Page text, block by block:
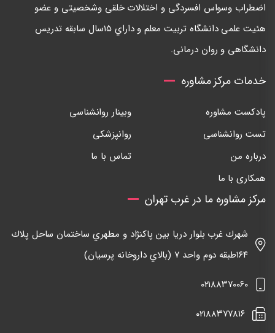
اضطراب وسواس افسردگی و اختلالات خلقی وشخصيتی و عضو
هئيت علمی دانشگاه تربيت معلم و داراي ١٥سال سابقه تدريس
دانشگاهی و روان درمانی.
خدمات مرکز مشاوره
پادکست مشاوره
وبینار روانشناسی
تست روانشناسی
روانپزشکی
درباره من
تماس با ما
همکاری با ما
مرکز مشاوره ما در غرب تهران
شهرك غرب بلوار دريا بين پاكنژاد و مطهري ساختمان ساحل پلاك
١٦٤طبقه دوم واحد ٧ (بالاي داروخانه پرسيان)
٠٢١٨٨٣٧٠٠٦٠
٠٢١٨٨٣٧٧٨١٦